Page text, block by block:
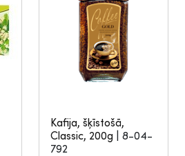
Kafija, šķīstošā,
Classic, 200g
8-04-
792